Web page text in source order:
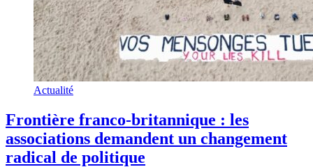
Actualité
Frontière franco-britannique : les
associations demandent un changement
radical de politique